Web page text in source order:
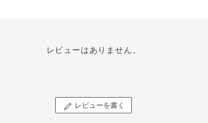
レビューはありません。
レビューを書く